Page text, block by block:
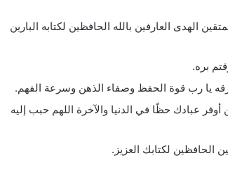
الهدى العارفين بالله الحافظين لكتابه البارين
بره.
يا رب قوة الحفظ وصفاء الذهن وسرعة الفهم.
عبادك حظًا في الدنيا والآخرة اللهم حبب إليه
الحافظين لكتابك العزيز.